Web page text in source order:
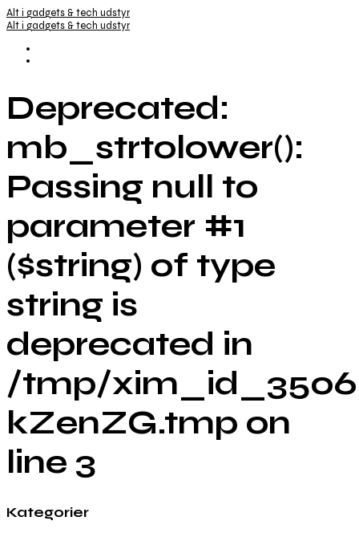
Alt i gadgets & tech udstyr
Alt i gadgets & tech udstyr
Deprecated:
mb_strtolower():
Passing null to
parameter #1
($string) of type
string is
deprecated in
/tmp/
kZenZG.tmp on
line 3
Kategorier